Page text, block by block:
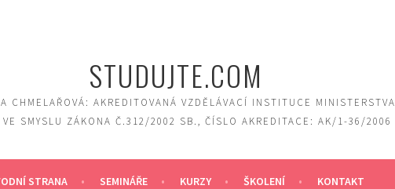
STUDUJTE.COM
CHMELAŘOVÁ: AKREDITOVANÁ VZDĚLÁVACÍ INSTITUCE MINISTERSTVA
VE SMYSLU ZÁKONA Č.312/2002 SB., ČÍSLO AKREDITACE: AK/1-36/2006
STRANA SEMINÁŘE KURZY ŠKOLENÍ KONTAKT